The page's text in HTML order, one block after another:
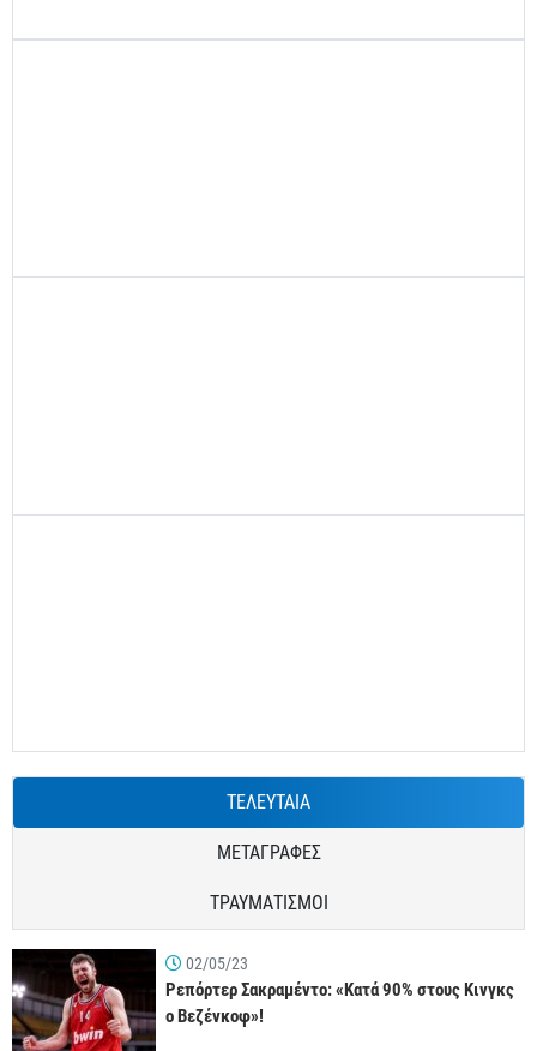
ΤΕΛΕΥΤΑΙΑ
ΜΕΤΑΓΡΑΦΕΣ
ΤΡΑΥΜΑΤΙΣΜΟΙ
02/05/23
Ρεπόρτερ Σακραμέντο: «Κατά 90% στους Κινγκς
ο Βεζένκοφ»!